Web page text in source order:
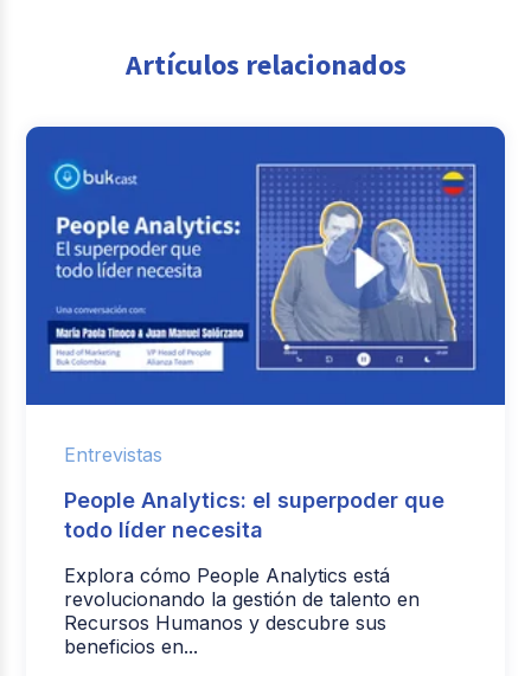
Artículos relacionados
Entrevistas
People Analytics: el superpoder que
todo líder necesita
Explora cómo People Analytics está
revolucionando la gestión de talento en
Recursos Humanos y descubre sus
beneficios en...